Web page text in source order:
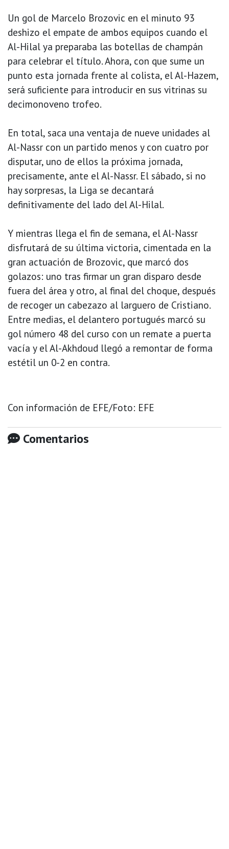
Un gol de Marcelo Brozovic en el minuto 93
deshizo el empate de ambos equipos cuando el
Al-Hilal ya preparaba las botellas de champán
para celebrar el título. Ahora, con que sume un
punto esta jornada frente al colista, el Al-Hazem,
será suficiente para introducir en sus vitrinas su
decimonoveno trofeo.
En total, saca una ventaja de nueve unidades al
Al-Nassr con un partido menos y con cuatro por
disputar, uno de ellos la próxima jornada,
precisamente, ante el Al-Nassr. El sábado, si no
hay sorpresas, la Liga se decantará
definitivamente del lado del Al-Hilal.
Y mientras llega el fin de semana, el Al-Nassr
disfrutará de su última victoria, cimentada en la
gran actuación de Brozovic, que marcó dos
golazos: uno tras firmar un gran disparo desde
fuera del área y otro, al final del choque, después
de recoger un cabezazo al larguero de Cristiano.
Entre medias, el delantero portugués marcó su
gol número 48 del curso con un remate a puerta
vacía y el Al-Akhdoud llegó a remontar de forma
estétil un 0-2 en contra.
Con información de EFE/Foto: EFE
Comentarios